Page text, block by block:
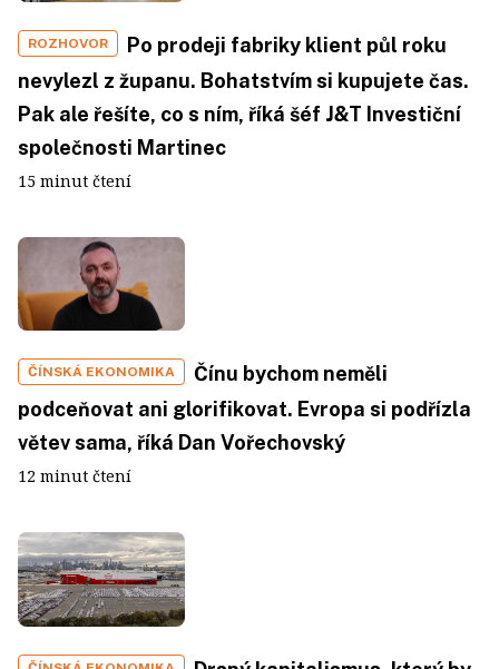
ROZHOVOR
Po prodeji fabriky klient půl roku
nevylezl z županu. Bohatstvím si kupujete čas.
Pak ale řešíte, co s ním, říká šéf J&T Investiční
společnosti Martinec
15 minut čtení
ČÍNSKÁ EKONOMIKA
Čínu bychom neměli
podceňovat ani glorifikovat. Evropa si podřízla
větev sama, říká Dan Vořechovský
12 minut čtení